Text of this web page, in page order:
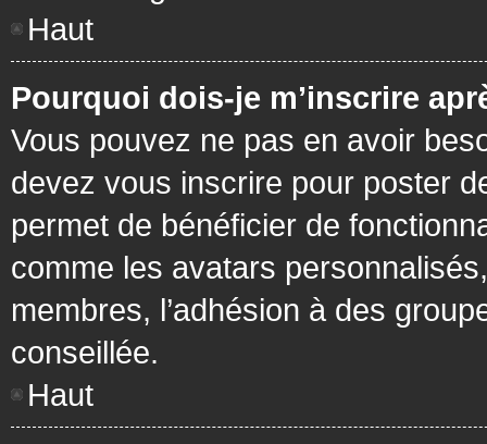
Haut
Pourquoi dois-je m’inscrire
Vous pouvez ne pas en avoir
devez vous inscrire pour poster
permet de bénéficier de
comme les avatars
membres, l’adhésion à des
conseillée.
Haut